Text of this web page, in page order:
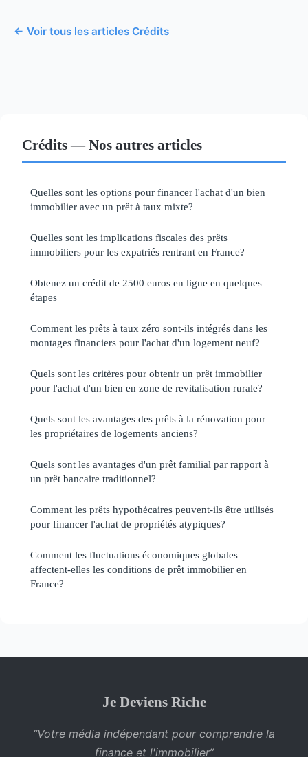
← Voir tous les articles Crédits
Crédits — Nos autres articles
Quelles sont les options pour financer l'achat d'un bien
immobilier avec un prêt à taux mixte?
Quelles sont les implications fiscales des prêts
immobiliers pour les expatriés rentrant en France?
Obtenez un crédit de 2500 euros en ligne en quelques
étapes
Comment les prêts à taux zéro sont-ils intégrés dans les
montages financiers pour l'achat d'un logement neuf?
Quels sont les critères pour obtenir un prêt immobilier
pour l'achat d'un bien en zone de revitalisation rurale?
Quels sont les avantages des prêts à la rénovation pour
les propriétaires de logements anciens?
Quels sont les avantages d'un prêt familial par rapport à
un prêt bancaire traditionnel?
Comment les prêts hypothécaires peuvent-ils être utilisés
pour financer l'achat de propriétés atypiques?
Comment les fluctuations économiques globales
affectent-elles les conditions de prêt immobilier en
France?
Je Deviens Riche
“Votre média indépendant pour comprendre la
finance et l'immobilier”